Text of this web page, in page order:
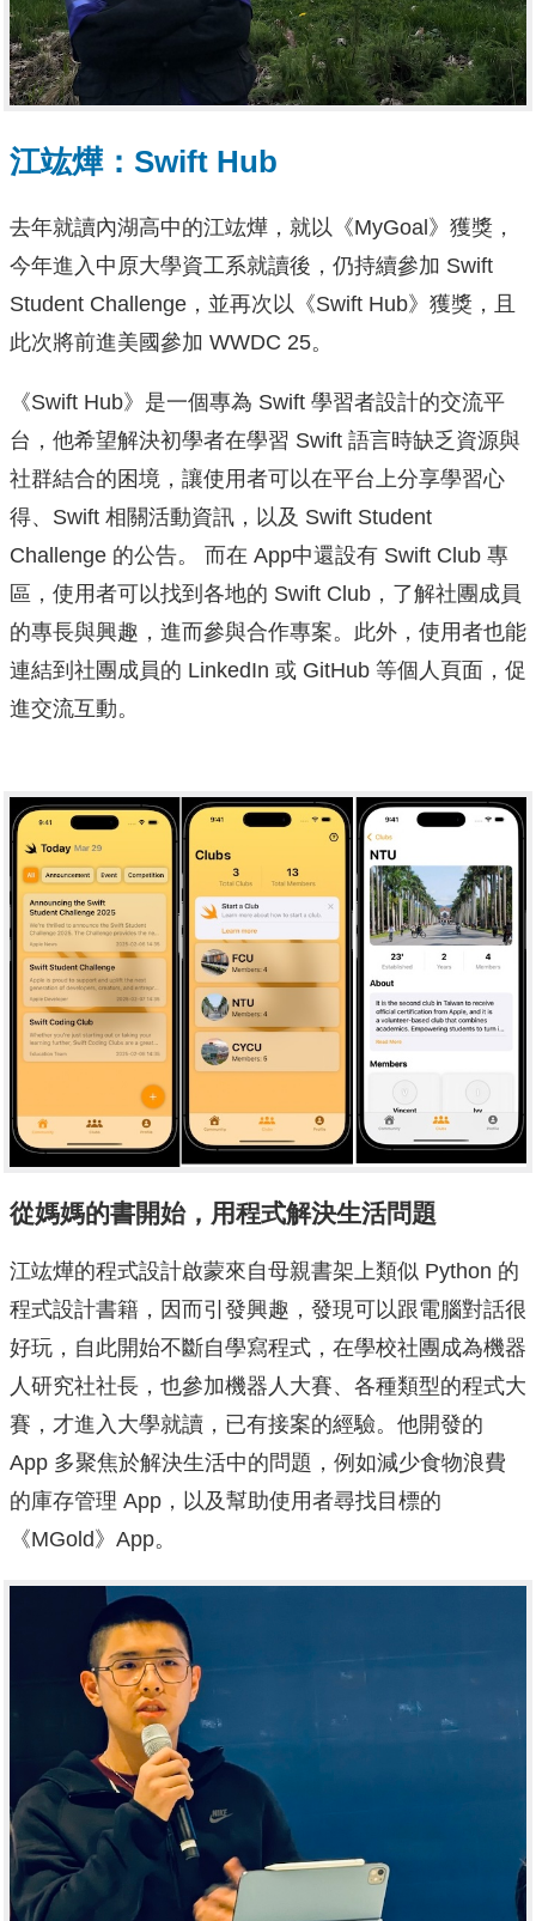
江竑燁：Swift Hub
去年就讀內湖高中的江竑燁，就以《MyGoal》獲獎，
今年進入中原大學資工系就讀後，仍持續參加 Swift
Student Challenge，並再次以《Swift Hub》獲獎，且
此次將前進美國參加 WWDC 25。
《Swift Hub》是一個專為 Swift 學習者設計的交流平
台，他希望解決初學者在學習 Swift 語言時缺乏資源與
社群結合的困境，讓使用者可以在平台上分享學習心
得、Swift 相關活動資訊，以及 Swift Student
Challenge 的公告。 而在 App中還設有 Swift Club 專
區，使用者可以找到各地的 Swift Club，了解社團成員
的專長與興趣，進而參與合作專案。此外，使用者也能
連結到社團成員的 LinkedIn 或 GitHub 等個人頁面，促
進交流互動。
從媽媽的書開始，用程式解決生活問題
江竑燁的程式設計啟蒙來自母親書架上類似 Python 的
程式設計書籍，因而引發興趣，發現可以跟電腦對話很
好玩，自此開始不斷自學寫程式，在學校社團成為機器
人研究社社長，也參加機器人大賽、各種類型的程式大
賽，才進入大學就讀，已有接案的經驗。他開發的
App 多聚焦於解決生活中的問題，例如減少食物浪費
的庫存管理 App，以及幫助使用者尋找目標的
《MGold》App。